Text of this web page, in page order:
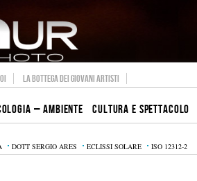
LA BOTTEGA DEI GIOVANI ARTISTI
– AMBIENTE CULTURA E SPETTACOLO
DOTT SERGIO ARES ECLISSI SOLARE ISO 12312-2